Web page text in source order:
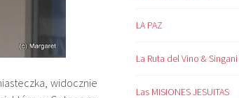
widocznie
LA PAZ
La Ruta del Vino & Singani
Las MISIONES JESUITAS